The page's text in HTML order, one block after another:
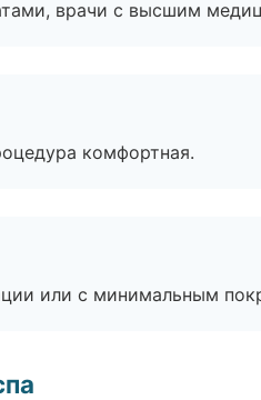
врачи с высшим
комфортная.
или с минимальным